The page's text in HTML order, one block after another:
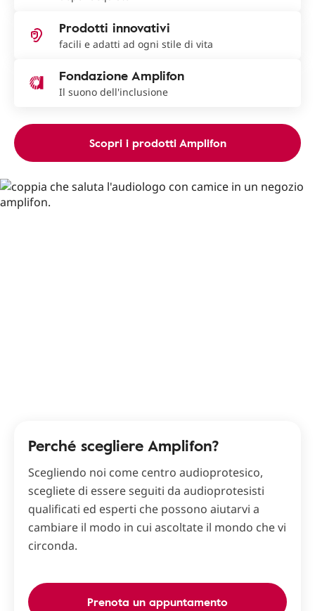
Prodotti innovativi
facili e adatti ad ogni stile di vita
Fondazione Amplifon
Il suono dell'inclusione
Scopri i prodotti Amplifon
Perché scegliere Amplifon?
Scegliendo noi come centro audioprotesico,
scegliete di essere seguiti da audioprotesisti
qualificati ed esperti che possono aiutarvi a
cambiare il modo in cui ascoltate il mondo che vi
circonda.
Prenota un appuntamento